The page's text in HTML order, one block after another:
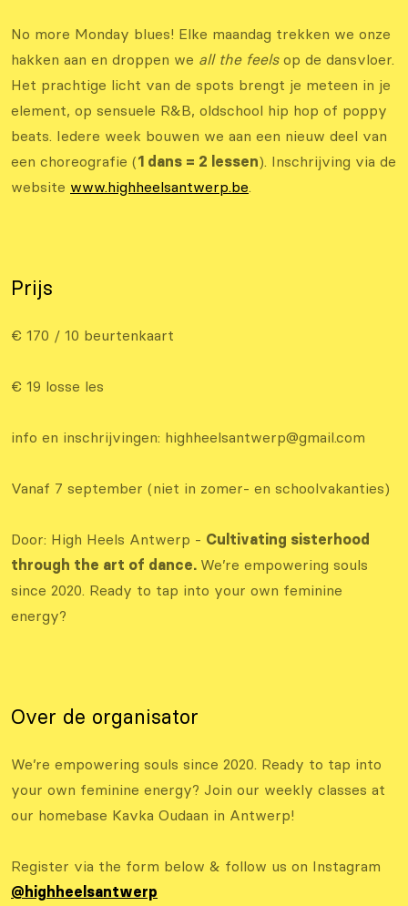
No more Monday blues! Elke maandag trekken we onze
hakken aan en droppen we all the feelsop de dansvloer.
Het prachtige licht van de spots brengt je meteen in je
element, op sensuele R&B, oldschool hip hop of poppy
beats. Iedere week bouwen we aan een nieuw deel van
een choreografie (1 dans = 2 lessen). Inschrijving via de
website www.highheelsantwerp.be.
Prijs
€ 170 / 10 beurtenkaart
€ 19 losse les
info en inschrijvingen: highheelsantwerp@gmail.com
Vanaf 7 september (niet in zomer- en schoolvakanties)
Door: High Heels Antwerp - Cultivating sisterhood
through the art of dance. We’re empowering souls
since 2020. Ready to tap into your own feminine
energy?
Over de organisator
We’re empowering souls since 2020. Ready to tap into
your own feminine energy? Join our weekly classes at
our homebase Kavka Oudaan in Antwerp!
Register via the form below & follow us on Instagram
@highheelsantwerp